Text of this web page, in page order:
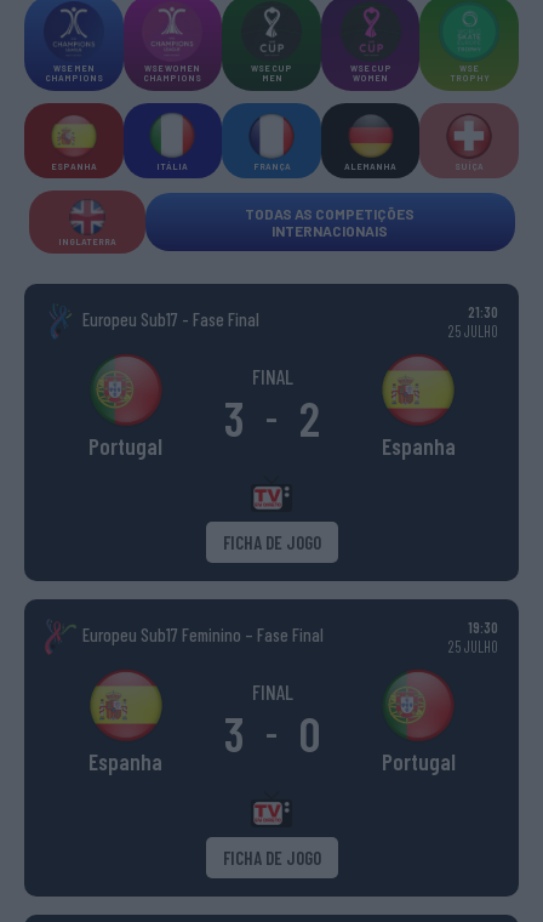
WSE MEN
CHAMPIONS
WSE WOMEN
CHAMPIONS
WSE CUP
MEN
WSE CUP
WOMEN
WSE
TROPHY
ESPANHA ITÁLIA FRANÇA ALEMANHA SUÍÇA
INGLATERRA
TODAS AS COMPETIÇÕES
INTERNACIONAIS
Europeu Sub17 - Fase Final
21:30
25 JULHO
Portugal
FINAL
3 - 2 Espanha
FICHA DE JOGO
Europeu Sub17 Feminino – Fase Final
19:30
25 JULHO
Espanha
FINAL
3 - 0 Portugal
FICHA DE JOGO